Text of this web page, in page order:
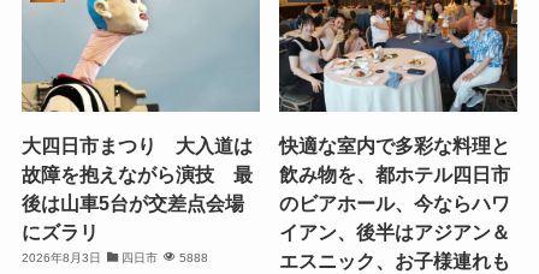
大四日市まつり 大入道は
故障を抱えながら演技 最
後は山車5台が交差点会場
にズラリ
2026年8月3日 四日市 5888
快適な室内で多彩な料理と
飲み物を、都ホテル四日市
のビアホール、今ならハワ
イアン、後半はアジアン＆
エスニック、お子様連れも